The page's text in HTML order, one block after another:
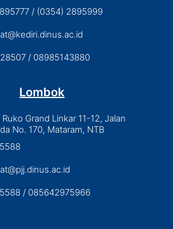
/ (0354) 2895999
/ 08985143880
Lombok
Grand Linkar 11-12, Jalan
No. 170, Mataram, NTB
/ 085642975966